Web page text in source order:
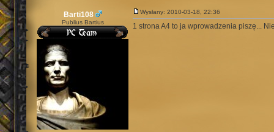
Barti108
Publius Bartius
Wysłany: 2010-03-18, 22:36
1 strona A4 to ja wprowadzenia piszę...